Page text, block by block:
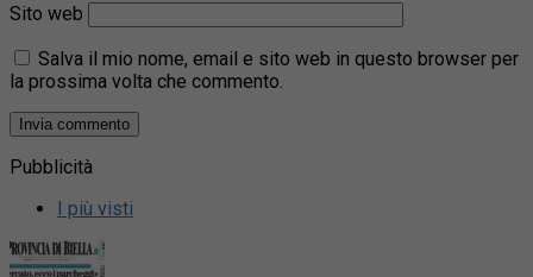
Sito web
Salva il mio nome, email e sito web in questo browser per
la prossima volta che commento.
Pubblicità
I più visti